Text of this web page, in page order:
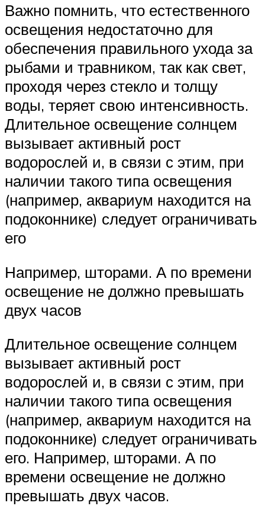
Важно помнить, что естественного
освещения недостаточно для
обеспечения правильного ухода за
рыбами и травником, так как свет,
проходя через стекло и толщу
воды, теряет свою интенсивность.
Длительное освещение солнцем
вызывает активный рост
водорослей и, в связи с этим, при
наличии такого типа освещения
(например, аквариум находится на
подоконнике) следует ограничивать
его
Например, шторами. А по времени
освещение не должно превышать
двух часов
Длительное освещение солнцем
вызывает активный рост
водорослей и, в связи с этим, при
наличии такого типа освещения
(например, аквариум находится на
подоконнике) следует ограничивать
его. Например, шторами. А по
времени освещение не должно
превышать двух часов.